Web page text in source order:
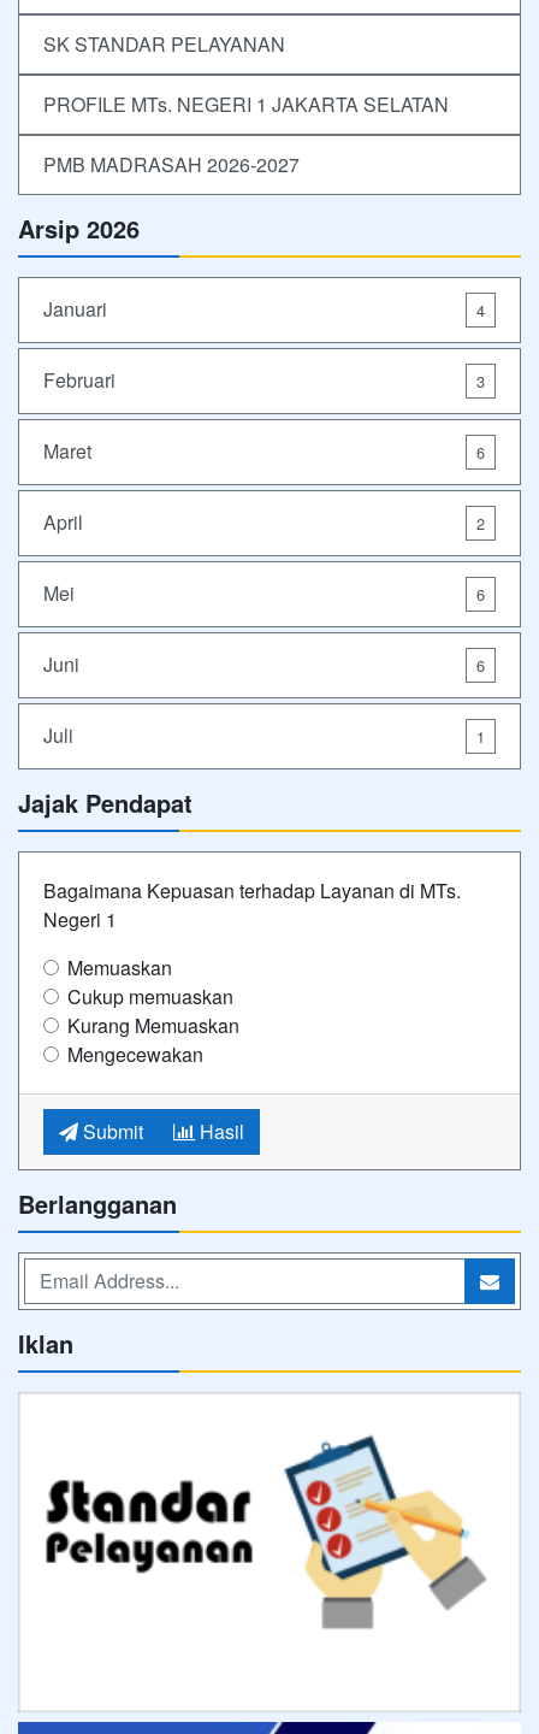
SK STANDAR PELAYANAN
PROFILE MTs. NEGERI 1 JAKARTA SELATAN
PMB MADRASAH 2026-2027
Arsip 2026
Januari 4
Februari 3
Maret 6
April 2
Mei 6
Juni 6
Juli 1
Jajak Pendapat
Bagaimana Kepuasan terhadap Layanan di MTs.
Negeri 1
Memuaskan
Cukup memuaskan
Kurang Memuaskan
Mengecewakan
Submit Hasil
Berlangganan
Iklan